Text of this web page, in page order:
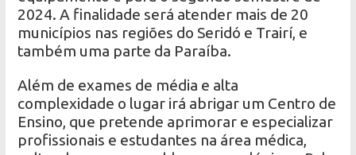
2024. A finalidade será atender mais de 20
municípios nas regiões do Seridó e Trairí, e
também uma parte da Paraíba.
Além de exames de média e alta
complexidade o lugar irá abrigar um Centro de
Ensino, que pretende aprimorar e especializar
profissionais e estudantes na área médica,